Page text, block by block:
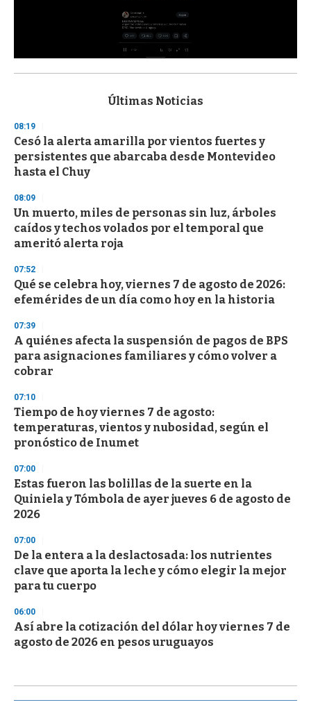
s
d
s
o
f
3
s
e
c
o
n
Últimas Noticias
08:19
Cesó la alerta amarilla por vientos fuertes y
persistentes que abarcaba desde Montevideo
hasta el Chuy
08:09
Un muerto, miles de personas sin luz, árboles
caídos y techos volados por el temporal que
ameritó alerta roja
07:52
Qué se celebra hoy, viernes 7 de agosto de 2026:
efemérides de un día como hoy en la historia
07:39
A quiénes afecta la suspensión de pagos de BPS
para asignaciones familiares y cómo volver a
cobrar
07:10
Tiempo de hoy viernes 7 de agosto:
temperaturas, vientos y nubosidad, según el
pronóstico de Inumet
07:00
Estas fueron las bolillas de la suerte en la
Quiniela y Tómbola de ayer jueves 6 de agosto de
2026
07:00
De la entera a la deslactosada: los nutrientes
clave que aporta la leche y cómo elegir la mejor
para tu cuerpo
06:00
Así abre la cotización del dólar hoy viernes 7 de
agosto de 2026 en pesos uruguayos